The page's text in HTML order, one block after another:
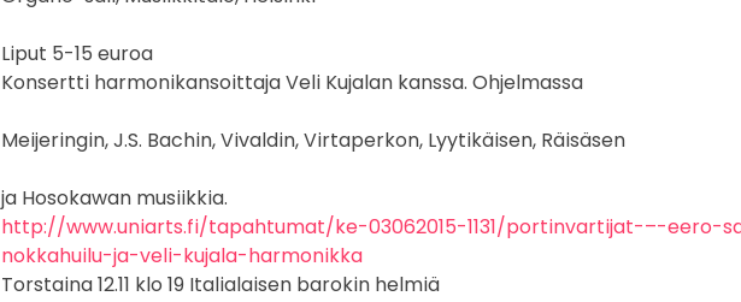
Kaartin Combo festivaali
Liput 5-15 euroa
Konsertti harmonikansoittaja Veli Kujalan kanssa. Ohjelmassa
Meijeringin, J.S. Bachin, Vivaldin, Virtaperkon, Lyytikäisen, Räisäsen
ja Hosokawan musiikkia.
http://www.uniarts.fi/tapahtumat/ke-03062015-1131/portinvartijat-–-eero-
nokkahuilu-ja-veli-kujala-harmonikka
Torstaina 12.11 klo 19 Italialaisen barokin helmiä